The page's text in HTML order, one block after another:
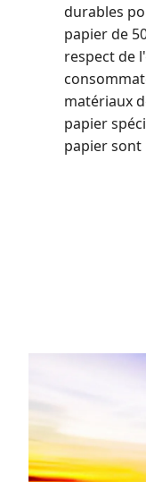
durables
papier de
respect de
matériaux
papier
papier sont